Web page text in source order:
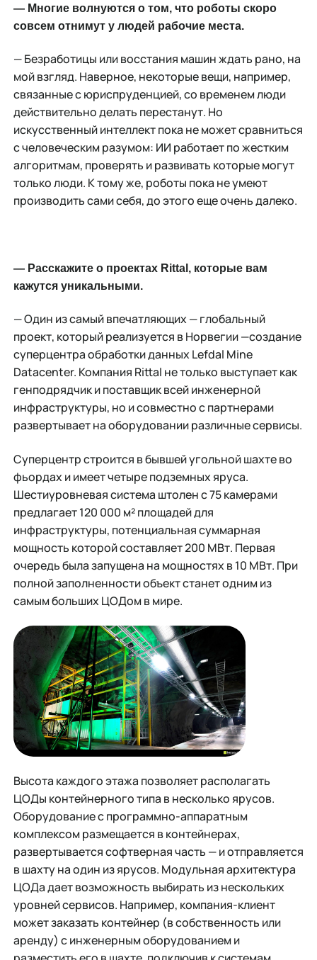
— Многие волнуются о том, что роботы скоро
совсем отнимут у людей рабочие места.
— Безработицы или восстания машин ждать рано, на
мой взгляд. Наверное, некоторые вещи, например,
связанные с юриспруденцией, со временем люди
действительно делать перестанут. Но
искусственный интеллект пока не может сравниться
с человеческим разумом: ИИ работает по жестким
алгоритмам, проверять и развивать которые могут
только люди. К тому же, роботы пока не умеют
производить сами себя, до этого еще очень далеко.
— Расскажите о проектах Rittal, которые вам
кажутся уникальными.
— Один из самый впечатляющих — глобальный
проект, который реализуется в Норвегии —создание
суперцентра обработки данных Lefdal Mine
Datacenter. Компания Rittal не только выступает как
генподрядчик и поставщик всей инженерной
инфраструктуры, но и совместно с партнерами
развертывает на оборудовании различные сервисы.
Суперцентр строится в бывшей угольной шахте во
фьордах и имеет четыре подземных яруса.
Шестиуровневая система штолен с 75 камерами
предлагает 120 000 м² площадей для
инфраструктуры, потенциальная суммарная
мощность которой составляет 200 МВт. Первая
очередь была запущена на мощностях в 10 МВт. При
полной заполненности объект станет одним из
самым больших ЦОДом в мире.
Высота каждого этажа позволяет располагать
ЦОДы контейнерного типа в несколько ярусов.
Оборудование с программно-аппаратным
комплексом размещается в контейнерах,
развертывается софтверная часть — и отправляется
в шахту на один из ярусов. Модульная архитектура
ЦОДа дает возможность выбирать из нескольких
уровней сервисов. Например, компания-клиент
может заказать контейнер (в собственность или
аренду) с инженерным оборудованием и